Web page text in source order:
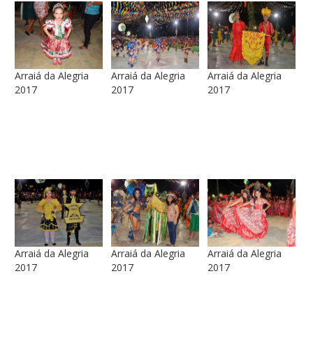
Arraiá da Alegria
2017
Arraiá da Alegria
2017
Arraiá da Alegria
2017
Arraiá da Alegria
2017
Arraiá da Alegria
2017
Arraiá da Alegria
2017